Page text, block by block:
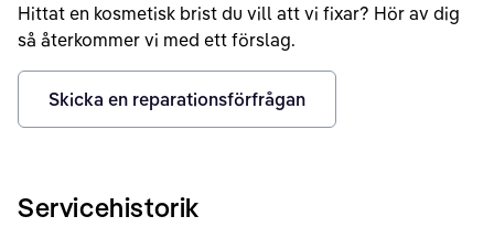
Hittat en kosmetisk brist du vill att vi fixar? Hör av dig
så återkommer vi med ett förslag.
Skicka en reparationsförfrågan
Servicehistorik